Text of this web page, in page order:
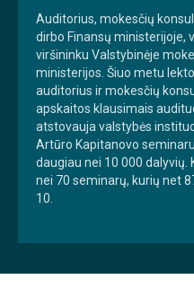
Auditorius, mokesčių
dirbo Finansų ministerijoje,
viršininku Valstybinėje
ministerijos. Šiuo metu
auditorius ir mokesčių
apskaitos klausimais
atstovauja valstybės
Artūro Kapitanovo
daugiau nei 10 000
nei 70 seminarų, kurių net
10.